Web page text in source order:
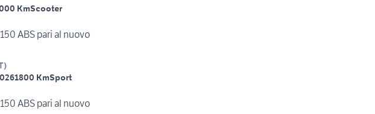
KmScooter
ABS pari al nuovo
)
1800 KmSport
ABS pari al nuovo